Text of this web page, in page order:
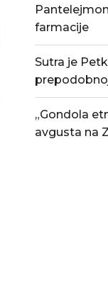
farmacije
Sutra je
„Gondola
avgusta na